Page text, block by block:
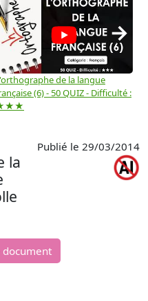
de la langue
(6) - 50 QUIZ - Difficulté :
→
la
Publié le 29/03/2014
document